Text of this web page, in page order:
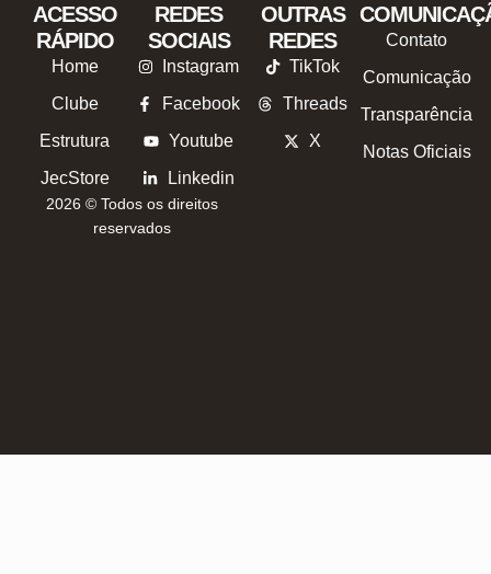
ACESSO
RÁPIDO
Home
Clube
Estrutura
JecStore
REDES
SOCIAIS
Instagram
Facebook
Youtube
Linkedin
OUTRAS
REDES
TikTok
Threads
X
Contato
Comunicação
Transparência
Notas Oficiais
2026 © Todos os direitos
reservados